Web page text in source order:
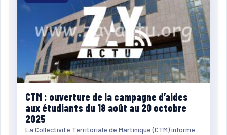
CTM : ouverture de la campagne d’aides
aux étudiants du 18 août au 20 octobre
2025
La Collectivité Territoriale de Martinique (CTM) informe